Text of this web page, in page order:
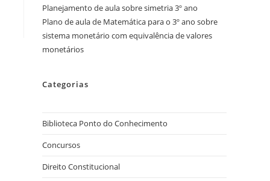
Planejamento de aula sobre simetria 3º ano
Plano de aula de Matemática para o 3º ano sobre
sistema monetário com equivalência de valores
monetários
Categorias
Biblioteca Ponto do Conhecimento
Concursos
Direito Constitucional